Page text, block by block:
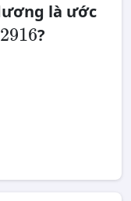
là ước
2916
2916
?